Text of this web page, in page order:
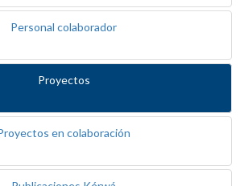
Personal colaborador
Proyectos
en colaboración